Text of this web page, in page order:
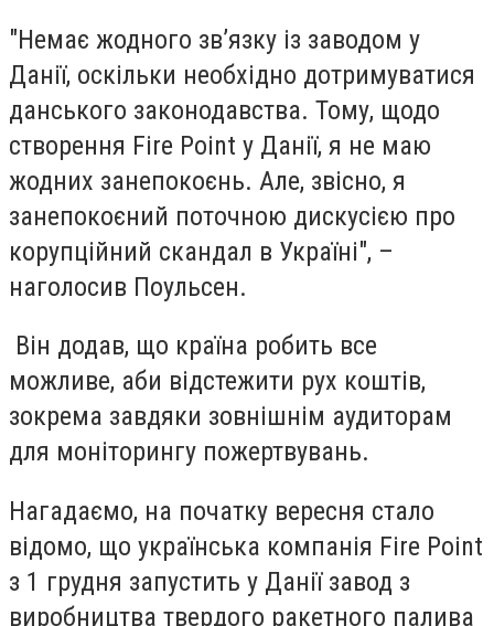
"Немає жодного зв’язку із заводом у
Данії, оскільки необхідно дотримуватися
данського законодавства. Тому, щодо
створення Fire Point у Данії, я не маю
жодних занепокоєнь. Але, звісно, я
занепокоєний поточною дискусією про
корупційний скандал в Україні", –
наголосив Поульсен.
Він додав, що країна робить все
можливе, аби відстежити рух коштів,
зокрема завдяки зовнішнім аудиторам
для моніторингу пожертвувань.
Нагадаємо, на початку вересня стало
відомо, що українська компанія Fire Point
з 1 грудня запустить у Данії завод з
виробництва твердого ракетного палива